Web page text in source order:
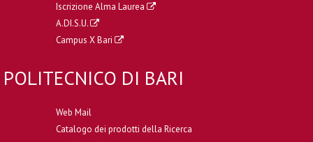
Iscrizione Alma Laurea
A.DI.S.U.
Campus X Bari
POLITECNICO DI BARI
Web Mail
Catalogo dei prodotti della Ricerca